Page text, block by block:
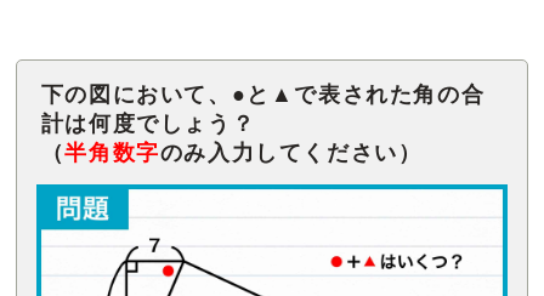
下の図において、●と▲で表された角の合
計は何度でしょう？
（半角数字のみ入力してください）